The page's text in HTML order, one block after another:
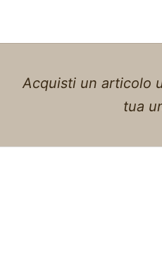
Acquisti un articolo
tua